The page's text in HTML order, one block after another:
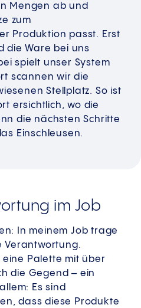
Mengen ab und
zum
Produktion passt. Erst
die Ware bei uns
spielt unser System
scannen wir die
Stellplatz. So ist
ersichtlich, wo die
die nächsten Schritte
Einschleusen.
im Job
In meinem Job trage
Verantwortung.
eine Palette mit über
die Gegend – ein
Es sind
dass diese Produkte